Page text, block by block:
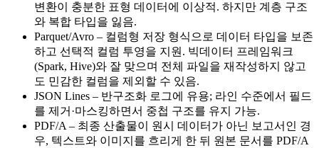
변환이 충분한 표형 데이터에 이상적. 하지만 계층 구조
와 복합 타입을 잃음.
Parquet/Avro – 컬럼형 저장 형식으로 데이터 타입을 보존
하고 선택적 컬럼 투영을 지원. 빅데이터 프레임워크
(Spark, Hive)와 잘 맞으며 전체 파일을 재작성하지 않고
도 민감한 컬럼을 제외할 수 있음.
JSON Lines – 반구조화 로그에 유용; 라인 수준에서 필드
를 제거·마스킹하면서 중첩 구조를 유지 가능.
PDF/A – 최종 산출물이 원시 데이터가 아닌 보고서인 경
우, 텍스트와 이미지를 흐리게 한 뒤 원본 문서를 PDF/A